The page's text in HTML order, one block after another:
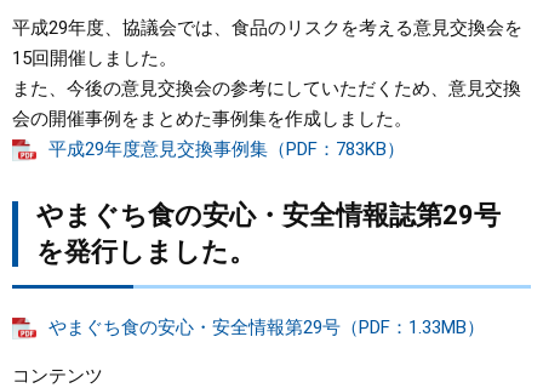
平成29年度、協議会では、食品のリスクを考える意見交換会を
15回開催しました。
また、今後の意見交換会の参考にしていただくため、意見交換
会の開催事例をまとめた事例集を作成しました。
平成29年度意見交換事例集（PDF：783KB）
やまぐち食の安心・安全情報誌第29号
を発行しました。
やまぐち食の安心・安全情報第29号（PDF：1.33MB）
コンテンツ